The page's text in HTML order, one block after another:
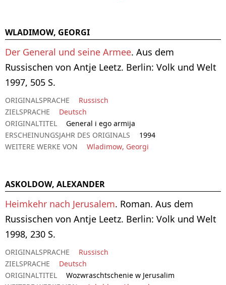
WLADIMOW, GEORGI
Der General und seine Armee. Aus dem
Russischen von Antje Leetz. Berlin: Volk und Welt
1997, 505 S.
ORIGINALSPRACHE
Russisch
ZIELSPRACHE
Deutsch
ORIGINALTITEL
General i ego armija
ERSCHEINUNGSJAHR DES ORIGINALS
1994
WEITERE WERKE VON
Wladimow, Georgi
ASKOLDOW, ALEXANDER
Heimkehr nach Jerusalem. Roman. Aus dem
Russischen von Antje Leetz. Berlin: Volk und Welt
1998, 230 S.
ORIGINALSPRACHE
Russisch
ZIELSPRACHE
Deutsch
ORIGINALTITEL
Wozwraschtschenie w Jerusalim